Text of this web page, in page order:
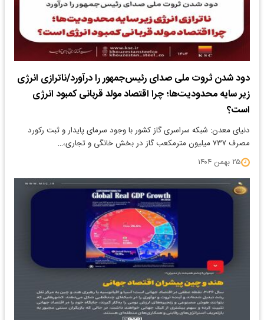
دود شدن ثروت ملی صدای رئیس‌جمهور را درآورد/ناترازی انرژی
زیر سایه محدودیت‌ها؛ چرا اقتصاد مولد قربانی کمبود انرژی
است؟
دنیای معدن: شبکه سراسری گاز کشور با وجود سرمای پایدار و ثبت رکورد
مصرف ۷۳۷ میلیون مترمکعب گاز در بخش خانگی و تجاری،…
۲۵ بهمن ۱۴۰۴